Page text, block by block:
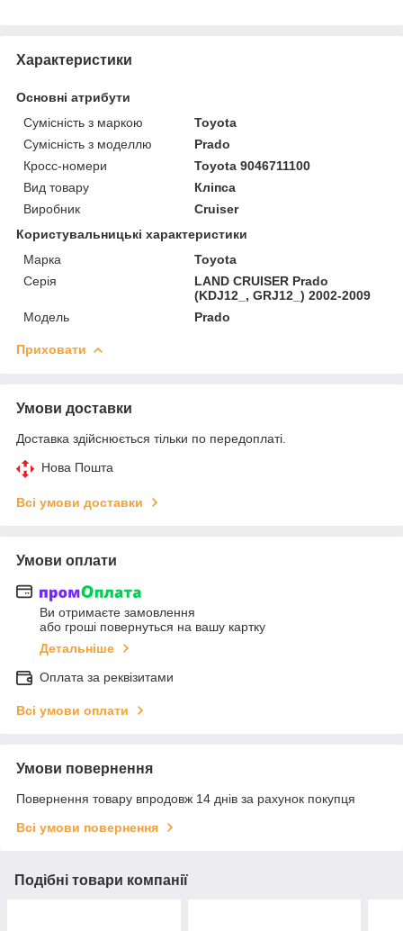
Характеристики
Основні атрибути
Сумісність з маркою
Toyota
Сумісність з моделлю
Prado
Кросс-номери
Toyota 9046711100
Вид товару
Кліпса
Виробник
Cruiser
Користувальницькі характеристики
Марка
Toyota
Серія
LAND CRUISER Prado
(KDJ12_, GRJ12_) 2002-2009
Модель
Prado
Приховати
Умови доставки
Доставка здійснюється тільки по передоплаті.
Нова Пошта
Всі умови доставки
Умови оплати
Ви отримаєте замовлення
або гроші повернуться на вашу картку
Детальніше
Оплата за реквізитами
Всі умови оплати
Умови повернення
Повернення товару впродовж 14 днів за рахунок покупця
Всі умови повернення
Подібні товари компанії